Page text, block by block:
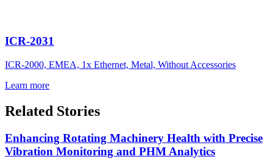
ICR-2031
ICR-2000, EMEA, 1x Ethernet, Metal, Without Accessories
Learn more
Related Stories
Enhancing Rotating Machinery Health with Precise
Vibration Monitoring and PHM Analytics